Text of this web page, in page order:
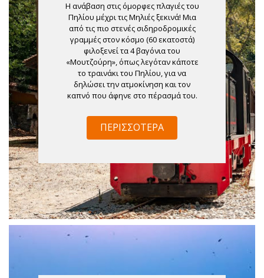
Η ανάβαση στις όμορφες πλαγιές του
Πηλίου μέχρι τις Μηλιές ξεκινά! Μια
από τις πιο στενές σιδηροδρομικές
γραμμές στον κόσμο (60 εκατοστά)
φιλοξενεί τα 4 βαγόνια του
«Μουτζούρη», όπως λεγόταν κάποτε
το τραινάκι του Πηλίου, για να
δηλώσει την ατμοκίνηση και τον
καπνό που άφηνε στο πέρασμά του.
ΠΕΡΙΣΣΌΤΕΡΑ